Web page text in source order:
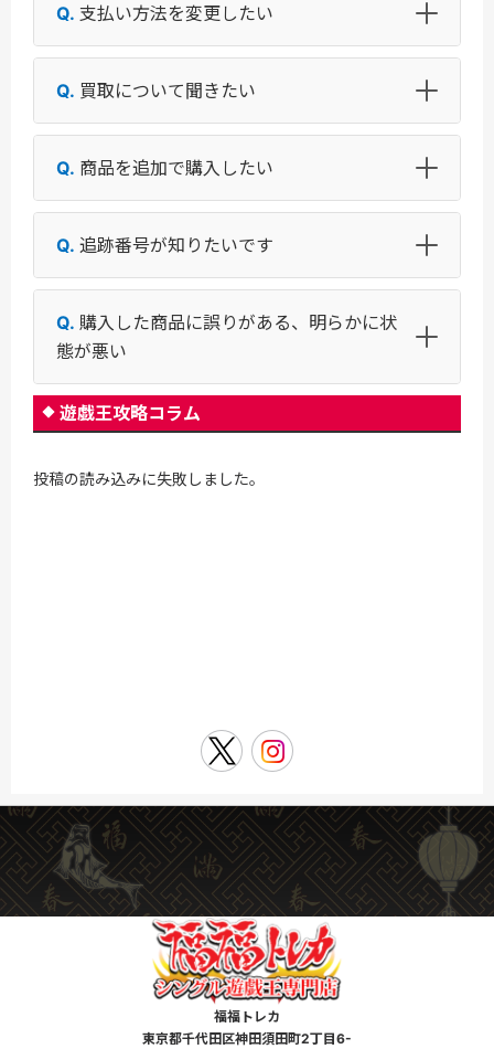
支払い方法を変更したい
買取について聞きたい
商品を追加で購入したい
追跡番号が知りたいです
購入した商品に誤りがある、明らかに状
態が悪い
遊戯王攻略コラム
投稿の読み込みに失敗しました。
福福トレカ
東京都千代田区神田須田町2丁目6-